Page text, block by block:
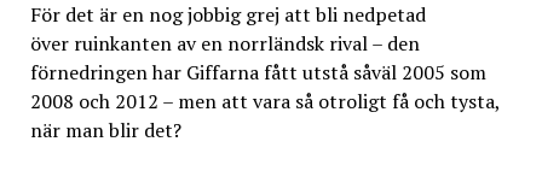
För det är en nog jobbig grej att bli nedpetad
över ruinkanten av en norrländsk rival – den
förnedringen har Giffarna fått utstå såväl 2005 som
2008 och 2012 – men att vara så otroligt få och tysta,
när man blir det?